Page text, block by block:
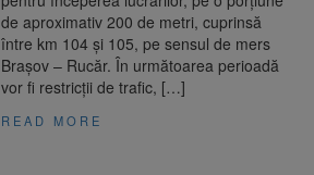
de aproximativ 200 de metri, cuprinsă
între km 104 și 105, pe sensul de mers
Brașov – Rucăr. În următoarea perioadă
vor fi restricții de trafic, […]
READ MORE